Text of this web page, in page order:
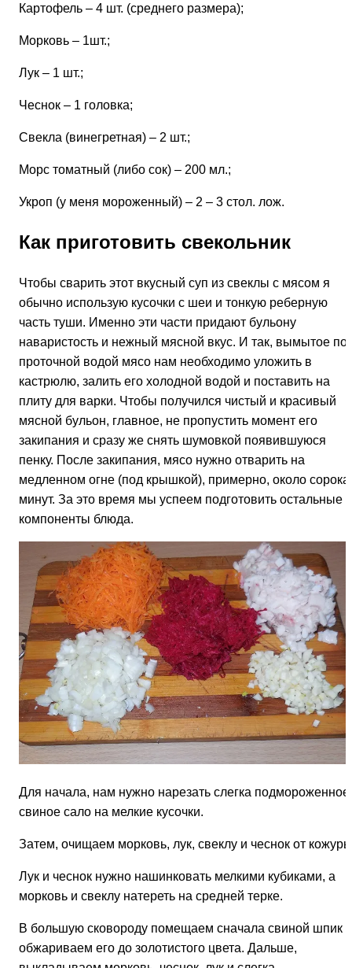
Картофель – 4 шт. (среднего размера);
Морковь – 1шт.;
Лук – 1 шт.;
Чеснок – 1 головка;
Свекла (винегретная) – 2 шт.;
Морс томатный (либо сок) – 200 мл.;
Укроп (у меня мороженный) – 2 – 3 стол. лож.
Как приготовить свекольник
Чтобы сварить этот вкусный суп из свеклы с мясом я
обычно использую кусочки с шеи и тонкую реберную
часть туши. Именно эти части придают бульону
наваристость и нежный мясной вкус. И так, вымытое
проточной водой мясо нам необходимо уложить в
кастрюлю, залить его холодной водой и поставить на
плиту для варки. Чтобы получился чистый и красивый
мясной бульон, главное, не пропустить момент его
закипания и сразу же снять шумовкой появившуюся
пенку. После закипания, мясо нужно отварить на
медленном огне (под крышкой), примерно, около сорока
минут. За это время мы успеем подготовить остальные
компоненты блюда.
Для начала, нам нужно нарезать слегка подмороженное
свиное сало на мелкие кусочки.
Затем, очищаем морковь, лук, свеклу и чеснок от
Лук и чеснок нужно нашинковать мелкими кубиками, а
морковь и свеклу натереть на средней терке.
В большую сковороду помещаем сначала свиной шпик и
обжариваем его до золотистого цвета. Дальше,